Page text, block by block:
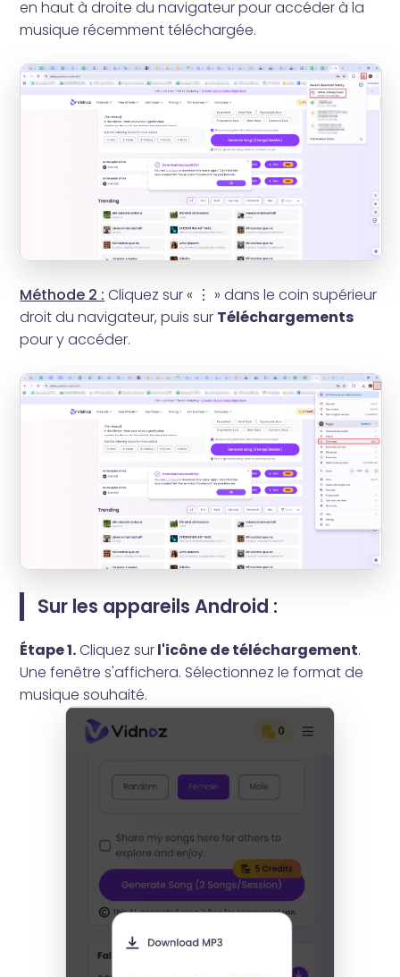
en haut à droite du navigateur pour accéder à la
musique récemment téléchargée.
Méthode 2 : Cliquez sur « ⋮ » dans le coin supérieur
droit du navigateur, puis sur Téléchargements
pour y accéder.
Sur les appareils Android :
Étape 1.Cliquez surl'icône de téléchargement.
Une fenêtre s'affichera. Sélectionnez le format de
musique souhaité.